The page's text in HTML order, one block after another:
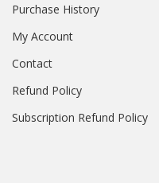
Purchase History
My Account
Contact
Refund Policy
Subscription Refund Policy